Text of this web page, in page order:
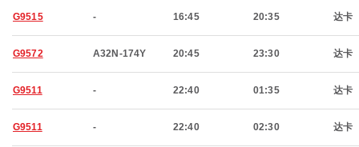
G9515 - 16:45 20:35 达卡
G9572 A32N-174Y 20:45 23:30 达卡
G9511 - 22:40 01:35 达卡
G9511 - 22:40 02:30 达卡